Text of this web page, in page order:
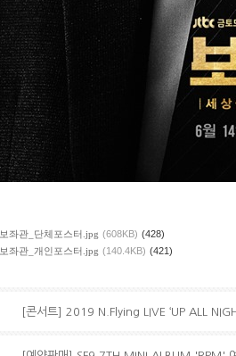
보좌관_단체포스터.jpg (608KB) (428)
보좌관_개인포스터.jpg (140.4KB) (421)
[콘서트] 2019 N.Flying LIVE ‘UP ALL